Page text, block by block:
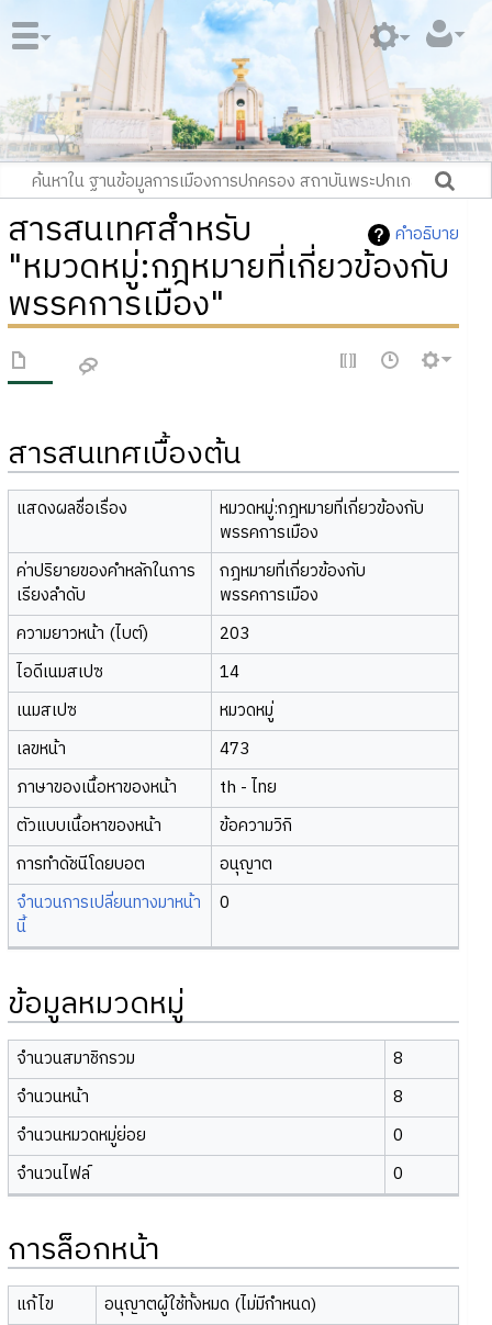
คำอธิบาย
สารสนเทศสำหรับ
"หมวดหมู่:กฎหมายที่เกี่ยวข้องกับ
พรรคการเมือง"
สารสนเทศเบื้องต้น
แสดงผลชื่อเรื่อง
หมวดหมู่:กฎหมายที่เกี่ยวข้องกับ
พรรคการเมือง
ค่าปริยายของคำหลักในการ
เรียงลำดับ
กฎหมายที่เกี่ยวข้องกับ
พรรคการเมือง
ความยาวหน้า (ไบต์)
203
ไอดีเนมสเปซ
14
เนมสเปซ
หมวดหมู่
เลขหน้า
473
ภาษาของเนื้อหาของหน้า
th - ไทย
ตัวแบบเนื้อหาของหน้า
ข้อความวิกิ
การทำดัชนีโดยบอต
อนุญาต
จำนวนการเปลี่ยนทางมาหน้า
นี้
0
ข้อมูลหมวดหมู่
จำนวนสมาชิกรวม
8
จำนวนหน้า
8
จำนวนหมวดหมู่ย่อย
0
จำนวนไฟล์
0
การล็อกหน้า
แก้ไข
อนุญาตผู้ใช้ทั้งหมด (ไม่มีกำหนด)